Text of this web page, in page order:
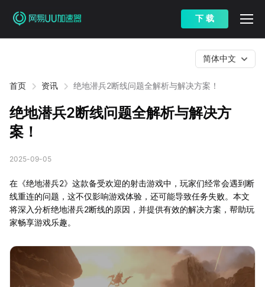
下 载
首页 资讯 绝地潜兵2断线问题全解析与解决方案！
简体中文
绝地潜兵2断线问题全解析与解决方
案！
2025-09-05
在《绝地潜兵2》这款备受欢迎的射击游戏中，玩家们经常会遇到断
线重连的问题，这不仅影响游戏体验，还可能导致任务失败。本文
将深入分析绝地潜兵2断线的原因，并提供有效的解决方案，帮助玩
家畅享游戏乐趣。